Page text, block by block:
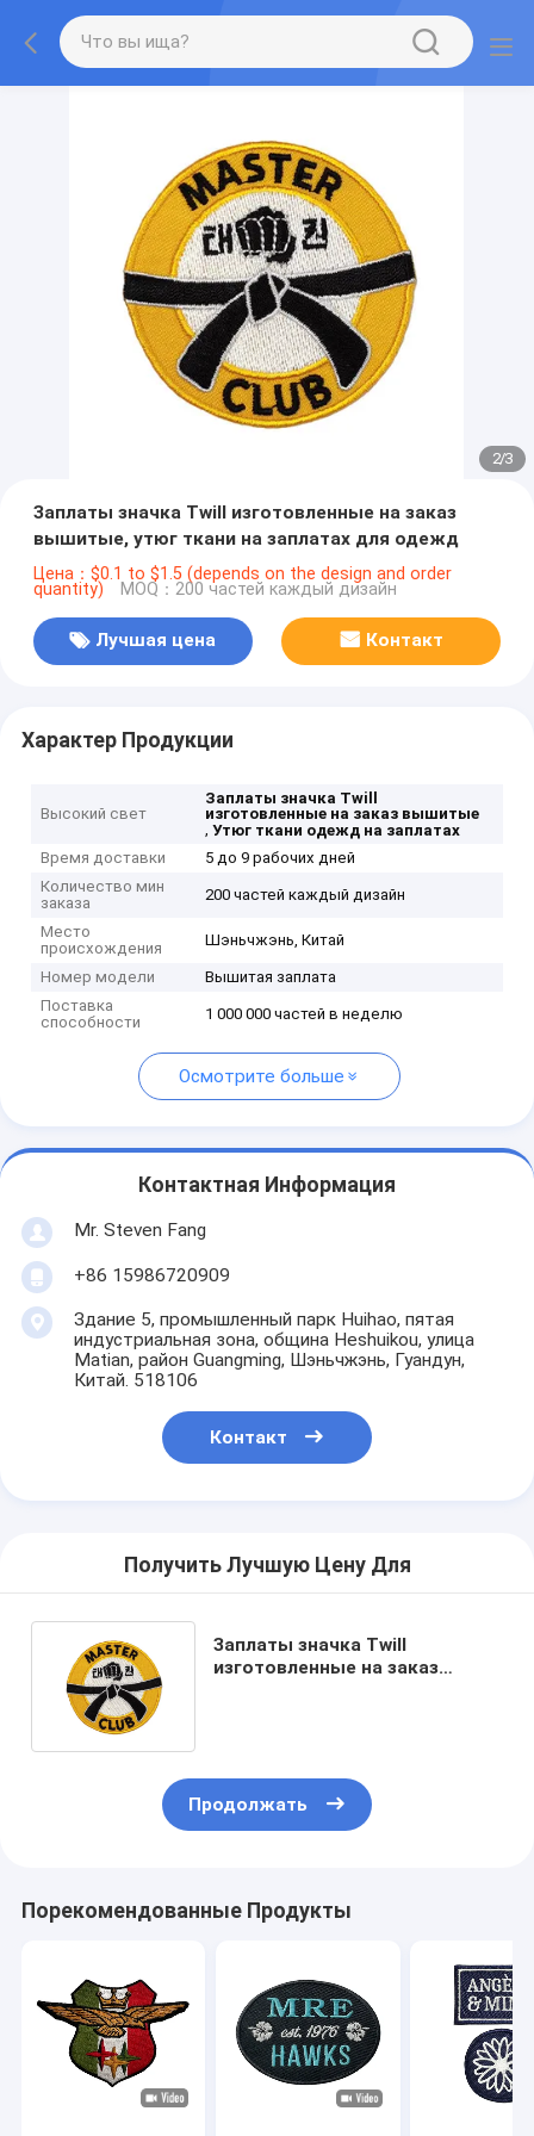
2/3
Заплаты значка Twill изготовленные на заказ
вышитые, утюг ткани на заплатах для одежд
Цена：$0.1 to $1.5 (depends on the design and order
quantity) MOQ：200 частей каждый дизайн
Лучшая цена Контакт
Характер Продукции
Высокий свет
Заплаты значка Twill
изготовленные на заказ вышитые
,Утюг ткани одежд на заплатах
Время доставки
5 до 9 рабочих дней
Количество мин
заказа
200 частей каждый дизайн
Место
происхождения
Шэньчжэнь, Китай
Номер модели
Вышитая заплата
Поставка
способности
1 000 000 частей в неделю
Осмотрите больше
Контактная Информация
Mr. Steven Fang
+86 15986720909
Здание 5, промышленный парк Huihao, пятая
индустриальная зона, община Heshuikou, улица
Matian, район Guangming, Шэньчжэнь, Гуандун,
Китай. 518106
Контакт
Получить Лучшую Цену Для
Заплаты значка Twill
изготовленные на заказ
Продолжать
Порекомендованные Продукты